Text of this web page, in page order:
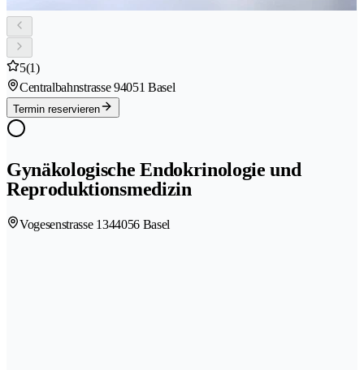
5(1)
Centralbahnstrasse 94051 Basel
Termin reservieren
Gynäkologische Endokrinologie und
Reproduktionsmedizin
Vogesenstrasse 1344056 Basel